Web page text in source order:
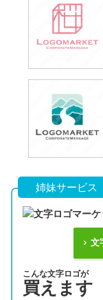
姉妹サービス
文
こんな文字ロゴが
買えます